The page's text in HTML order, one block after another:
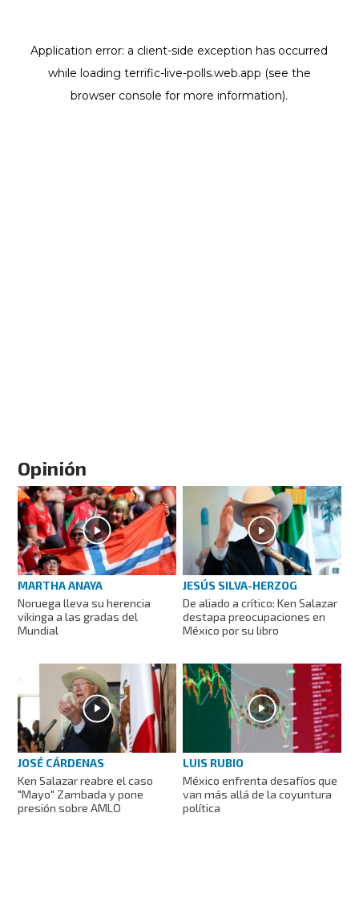
Opinión
MARTHA ANAYA
Noruega lleva su herencia
vikinga a las gradas del
Mundial
JESÚS SILVA-HERZOG
De aliado a crítico: Ken Salazar
destapa preocupaciones en
México por su libro
JOSÉ CÁRDENAS
Ken Salazar reabre el caso
"Mayo" Zambada y pone
presión sobre AMLO
LUIS RUBIO
México enfrenta desafíos que
van más allá de la coyuntura
política